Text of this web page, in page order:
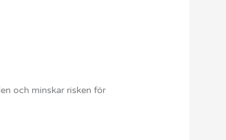
och minskar risken för